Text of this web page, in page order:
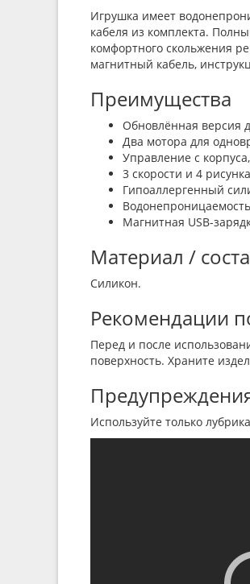
Игрушка имеет
кабеля из комплекта.
комфортного скольжения
магнитный кабель,
Преимущества
Обновлённая версия
Два мотора для
Управление с
3 скорости и 4
Гипоаллергенный
Магнитная USB-
Материал /
Силикон.
Рекомендации
Перед и после
поверхность. Храните
Используйте только